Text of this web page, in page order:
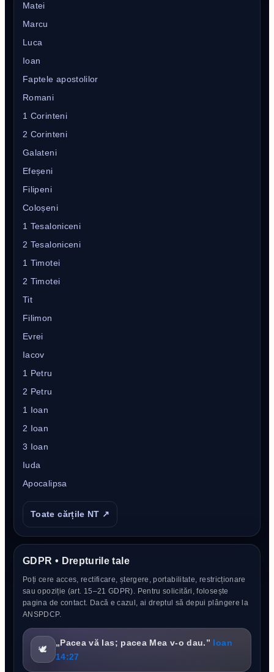
Matei
Marcu
Luca
Ioan
Faptele apostolilor
Romani
1 Corinteni
2 Corinteni
Galateni
Efeșeni
Filipeni
Coloșeni
1 Tesaloniceni
2 Tesaloniceni
1 Timotei
2 Timotei
Tit
Filimon
Evrei
Iacov
1 Petru
2 Petru
1 Ioan
2 Ioan
3 Ioan
Iuda
Apocalipsa
Toate cărțile NT ↗
GDPR • Drepturile tale
Poți cere acces, rectificare, ștergere, portabilitate, restricționare
sau opoziție (art. 15–21 GDPR). Pentru solicitări, folosește
pagina de contact. Dacă e cazul, ai dreptul să depui plângere la
ANSPDCP.
🕊️
„Pacea vă las; pacea Mea v-o dau.” Ioan
14:27